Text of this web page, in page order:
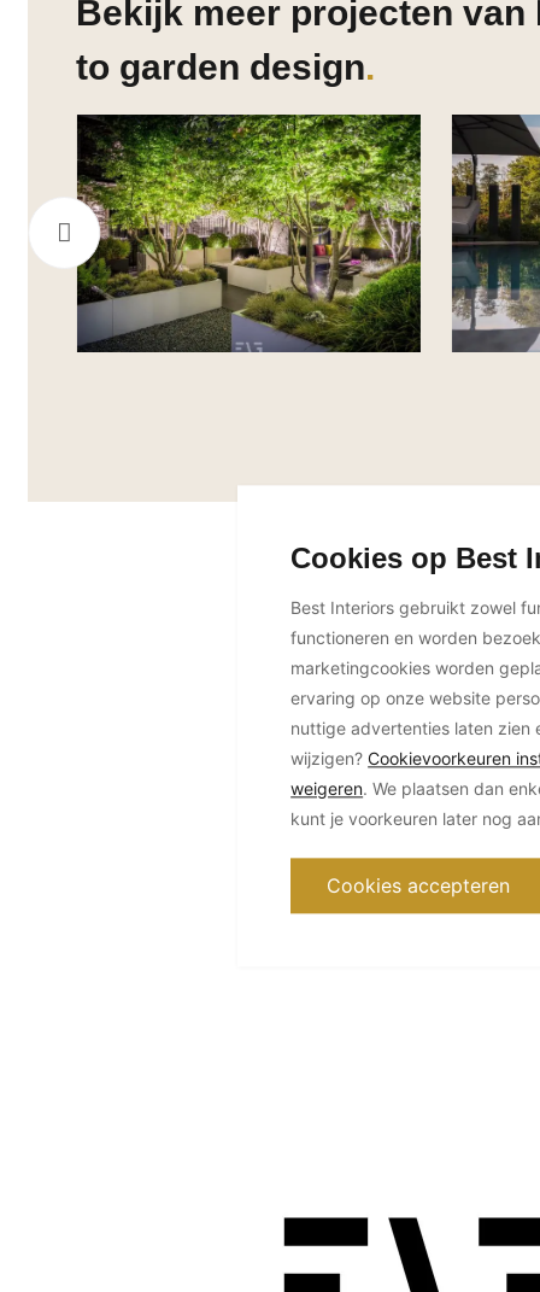
Bekijk meer projecten van
to garden design
Cookies op Best
Best Interiors gebruikt zowel
functioneren en worden
marketingcookies worden
ervaring op onze website
nuttige advertenties laten zien
wijzigen?Cookievoorkeuren
weigeren. We plaatsen dan
kunt je voorkeuren later nog
Cookies accepteren